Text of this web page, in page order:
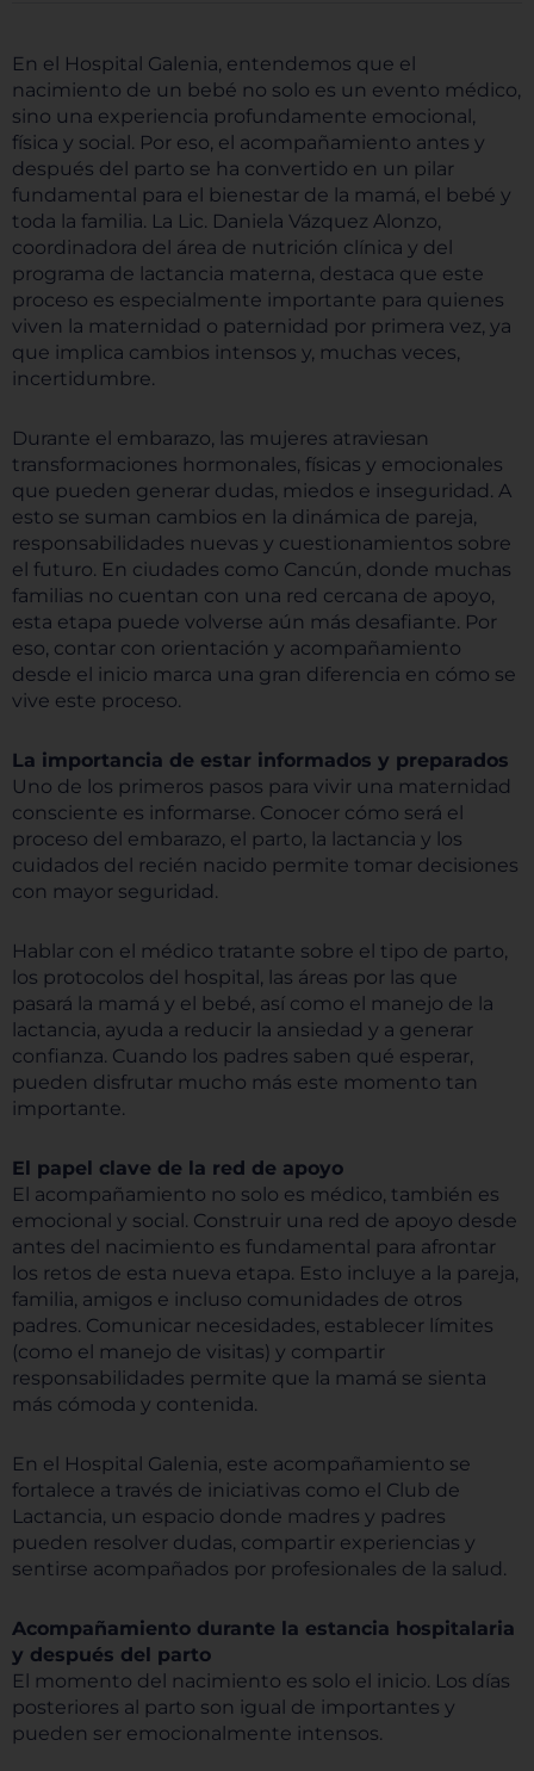
En el Hospital Galenia, entendemos que el
nacimiento de un bebé no solo es un evento médico,
sino una experiencia profundamente emocional,
física y social. Por eso, el acompañamiento antes y
después del parto se ha convertido en un pilar
fundamental para el bienestar de la mamá, el bebé y
toda la familia. La Lic. Daniela Vázquez Alonzo,
coordinadora del área de nutrición clínica y del
programa de lactancia materna, destaca que este
proceso es especialmente importante para quienes
viven la maternidad o paternidad por primera vez, ya
que implica cambios intensos y, muchas veces,
incertidumbre.
Durante el embarazo, las mujeres atraviesan
transformaciones hormonales, físicas y emocionales
que pueden generar dudas, miedos e inseguridad. A
esto se suman cambios en la dinámica de pareja,
responsabilidades nuevas y cuestionamientos sobre
el futuro. En ciudades como Cancún, donde muchas
familias no cuentan con una red cercana de apoyo,
esta etapa puede volverse aún más desafiante. Por
eso, contar con orientación y acompañamiento
desde el inicio marca una gran diferencia en cómo se
vive este proceso.
La importancia de estar informados y preparados
Uno de los primeros pasos para vivir una maternidad
consciente es informarse. Conocer cómo será el
proceso del embarazo, el parto, la lactancia y los
cuidados del recién nacido permite tomar decisiones
con mayor seguridad.
Hablar con el médico tratante sobre el tipo de parto,
los protocolos del hospital, las áreas por las que
pasará la mamá y el bebé, así como el manejo de la
lactancia, ayuda a reducir la ansiedad y a generar
confianza. Cuando los padres saben qué esperar,
pueden disfrutar mucho más este momento tan
importante.
El papel clave de la red de apoyo
El acompañamiento no solo es médico, también es
emocional y social. Construir una red de apoyo desde
antes del nacimiento es fundamental para afrontar
los retos de esta nueva etapa. Esto incluye a la pareja,
familia, amigos e incluso comunidades de otros
padres. Comunicar necesidades, establecer límites
(como el manejo de visitas) y compartir
responsabilidades permite que la mamá se sienta
más cómoda y contenida.
En el Hospital Galenia, este acompañamiento se
fortalece a través de iniciativas como el Club de
Lactancia, un espacio donde madres y padres
pueden resolver dudas, compartir experiencias y
sentirse acompañados por profesionales de la salud.
Acompañamiento durante la estancia hospitalaria
y después del parto
El momento del nacimiento es solo el inicio. Los días
posteriores al parto son igual de importantes y
pueden ser emocionalmente intensos.